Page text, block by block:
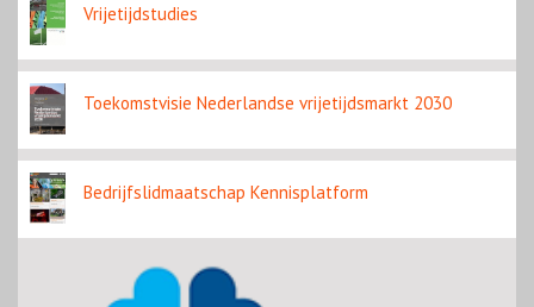
Vrijetijdstudies
Toekomstvisie Nederlandse vrijetijdsmarkt 2030
Bedrijfslidmaatschap Kennisplatform